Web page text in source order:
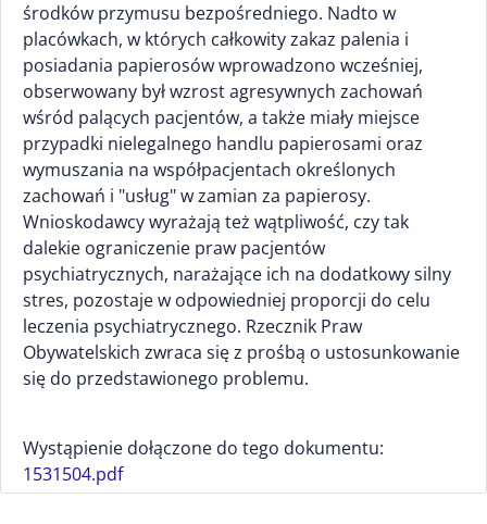
środków przymusu bezpośredniego. Nadto w
placówkach, w których całkowity zakaz palenia i
posiadania papierosów wprowadzono wcześniej,
obserwowany był wzrost agresywnych zachowań
wśród palących pacjentów, a także miały miejsce
przypadki nielegalnego handlu papierosami oraz
wymuszania na współpacjentach określonych
zachowań i "usług" w zamian za papierosy.
Wnioskodawcy wyrażają też wątpliwość, czy tak
dalekie ograniczenie praw pacjentów
psychiatrycznych, narażające ich na dodatkowy silny
stres, pozostaje w odpowiedniej proporcji do celu
leczenia psychiatrycznego. Rzecznik Praw
Obywatelskich zwraca się z prośbą o ustosunkowanie
się do przedstawionego problemu.
Wystąpienie dołączone do tego dokumentu:
1531504.pdf